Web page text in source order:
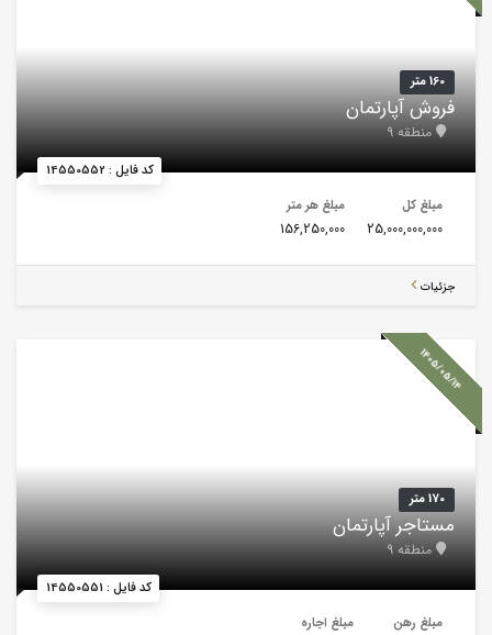
کد فایل : 14550552
160 متر
فروش آپارتمان
منطقه 9
مبلغ کل
25,000,000,000
مبلغ هر متر
156,250,000
جزئیات
1405/05/14
کد فایل : 14550551
170 متر
مستاجر آپارتمان
منطقه 9
مبلغ رهن مبلغ اجاره